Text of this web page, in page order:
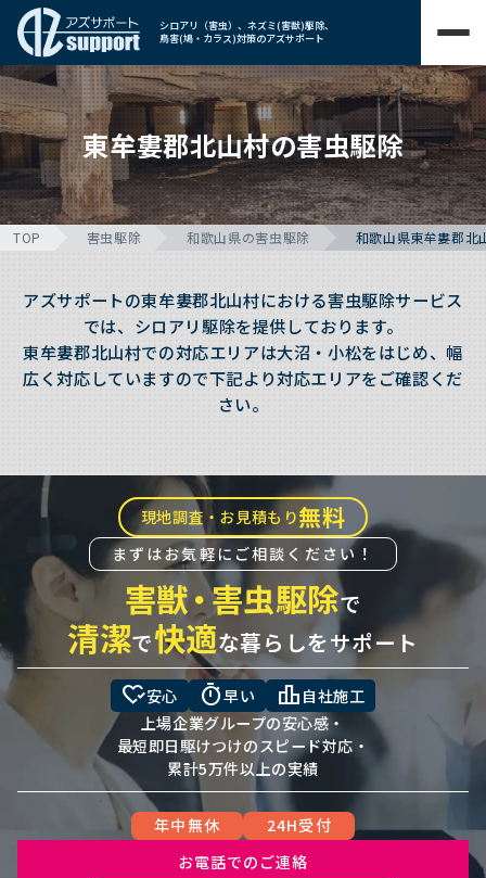
シロアリ（害虫）、ネズミ(害獣)駆除、
鳥害(鳩・カラス)対策のアズサポート
東牟婁郡北山村の害虫駆除
TOP 害虫駆除 和歌山県の害虫駆除 和歌山県東牟婁郡北
アズサポートの東牟婁郡北山村における害虫駆除サービス
では、シロアリ駆除を提供しております。
東牟婁郡北山村での対応エリアは大沼・小松をはじめ、幅
広く対応していますので下記より対応エリアをご確認くだ
さい。
現地調査・お見積もり無料
まずはお気軽にご相談ください！
害獣・害虫駆除で
清潔で快適な暮らしをサポート
heart_check安心 timer早い leaderboard 自社施工
上場企業グループの安心感・
最短即日駆けつけのスピード対応・
累計5万件以上の実績
年中無休
24H受付
お電話でのご連絡